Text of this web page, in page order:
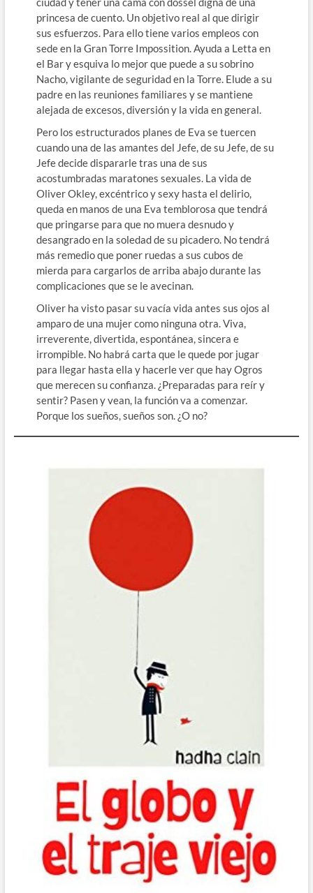
princesa de cuento. Un objetivo real al que dirigir
sus esfuerzos. Para ello tiene varios empleos con
sede en la Gran Torre Impossition. Ayuda a Letta en
el Bar y esquiva lo mejor que puede a su sobrino
Nacho, vigilante de seguridad en la Torre. Elude a su
padre en las reuniones familiares y se mantiene
alejada de excesos, diversión y la vida en general.
Pero los estructurados planes de Eva se tuercen
cuando una de las amantes del Jefe, de su Jefe, de su
Jefe decide dispararle tras una de sus
acostumbradas maratones sexuales. La vida de
Oliver Okley, excéntrico y sexy hasta el delirio,
queda en manos de una Eva temblorosa que tendrá
que pringarse para que no muera desnudo y
desangrado en la soledad de su picadero. No tendrá
más remedio que poner ruedas a sus cubos de
mierda para cargarlos de arriba abajo durante las
complicaciones que se le avecinan.
Oliver ha visto pasar su vacía vida antes sus ojos al
amparo de una mujer como ninguna otra. Viva,
irreverente, divertida, espontánea, sincera e
irrompible. No habrá carta que le quede por jugar
para llegar hasta ella y hacerle ver que hay Ogros
que merecen su confianza. ¿Preparadas para reír y
sentir? Pasen y vean, la función va a comenzar.
Porque los sueños, sueños son. ¿O no?